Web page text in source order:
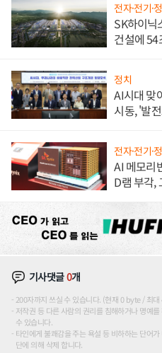
전자·전기·
SK하이닉
건설에 54
정치
AI시대 맞
시동, '발
전자·전기·
AI 메모리
D램 부각,
기사댓글0개
200자까지 쓰실 수 있습니다. (현재 0 byte / 최
저작권 등 다른 사람의 권리를 침해하거나 명예
수 있습니다.
타인에게 불쾌감을 주는 욕설 등 비하하는 단어
단에 의해 삭제 합니다.